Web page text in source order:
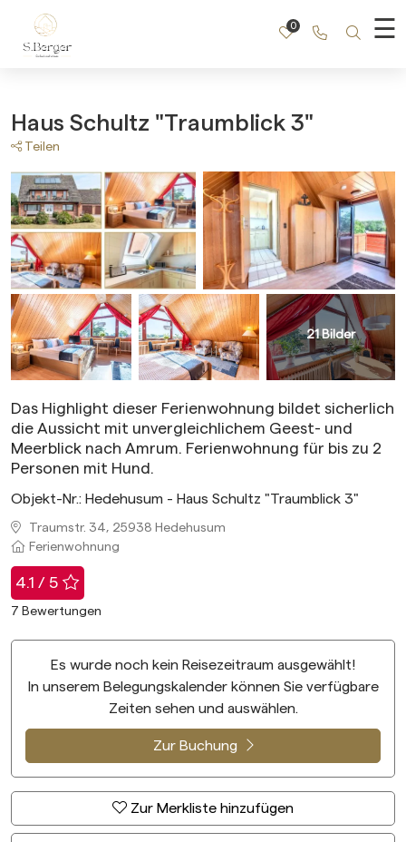
☰
0 Rufen Sie
Nach
Haus Schultz "Traumblick 3"
Teilen
21Bilder
Das Highlight dieser Ferienwohnung bildet sicherlich
die Aussicht mit unvergleichlichem Geest- und
Meerblick nach Amrum. Ferienwohnung für bis zu 2
Personen mit Hund.
Objekt-Nr.: Hedehusum - Haus Schultz "Traumblick 3"
Traumstr. 34, 25938 Hedehusum
Ferienwohnung
4.1 / 5
7 Bewertungen
Es wurde noch kein Reisezeitraum ausgewählt!
In unserem Belegungskalender können Sie verfügbare
Zeiten sehen und auswählen.
Zur Buchung
Zur Merkliste hinzufügen